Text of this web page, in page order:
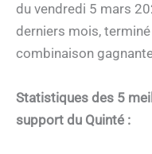
du vendredi 5 mars
derniers mois,
combinaison
Statistiques des 5
support du Quinté :